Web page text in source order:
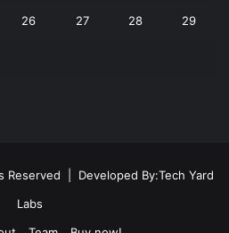
26 27 28 29
Reserved | Developed By:Tech Yard
Labs